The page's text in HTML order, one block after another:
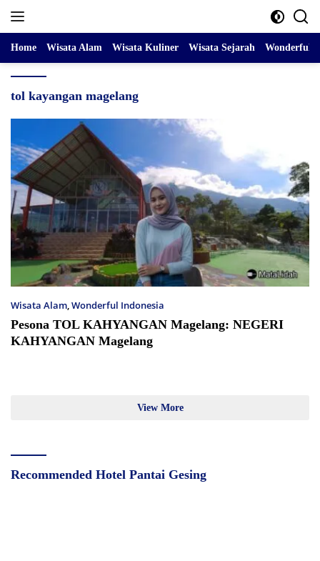
Home Wisata Alam Wisata Kuliner Wisata Sejarah Wonderful
tol kayangan magelang
Wisata Alam,Wonderful Indonesia
Pesona TOL KAHYANGAN Magelang: NEGERI
KAHYANGAN Magelang
View More
Recommended Hotel Pantai Gesing